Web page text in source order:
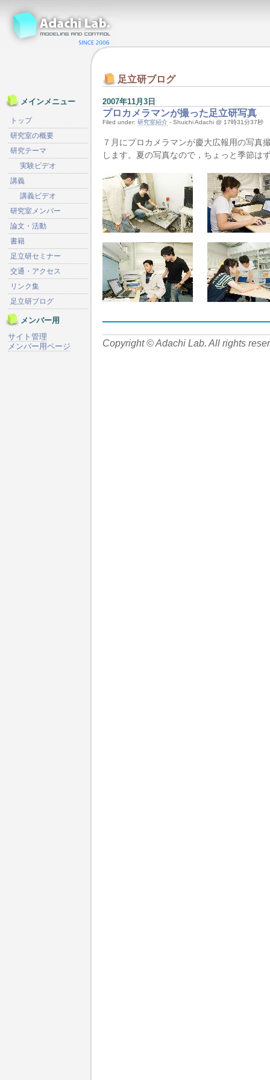
足立研ブログ
2007年11月3日
プロカメラマンが撮った足立研写真
Filed under: 研究室紹介 - Shuichi Adachi @ 17時31分37秒
７月にプロカメラマンが慶大広報用の写真
します。夏の写真なので，ちょっと季節は
Copyright © Adachi Lab. All rights
メインメニュー
トップ
研究室の概要
研究テーマ
実験ビデオ
講義
講義ビデオ
研究室メンバー
論文・活動
書籍
足立研セミナー
交通・アクセス
リンク集
足立研ブログ
メンバー用
サイト管理
メンバー用ページ